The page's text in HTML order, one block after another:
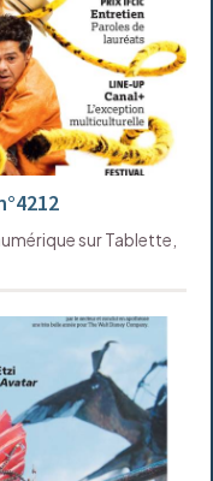
sur Tablette,